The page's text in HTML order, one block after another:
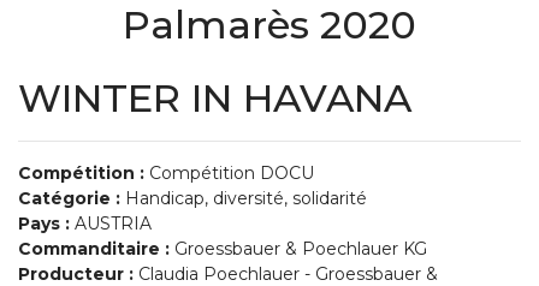
Palmarès 2020
WINTER IN HAVANA
Compétition : Compétition DOCU
Catégorie : Handicap, diversité, solidarité
Pays : AUSTRIA
Commanditaire : Groessbauer & Poechlauer KG
Producteur : Claudia Poechlauer - Groessbauer &